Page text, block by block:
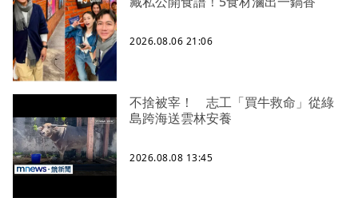
2026.08.06 21:06
不捨被宰！ 志工「買牛救命」從綠
島跨海送雲林安養
2026.08.08 13:45